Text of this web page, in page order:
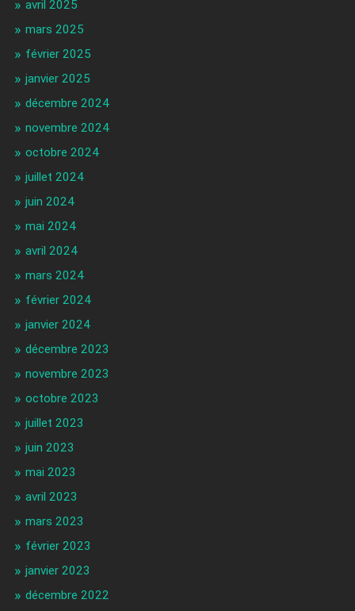
avril 2025
mars 2025
février 2025
janvier 2025
décembre 2024
novembre 2024
octobre 2024
juillet 2024
juin 2024
mai 2024
avril 2024
mars 2024
février 2024
janvier 2024
décembre 2023
novembre 2023
octobre 2023
juillet 2023
juin 2023
mai 2023
avril 2023
mars 2023
février 2023
janvier 2023
décembre 2022